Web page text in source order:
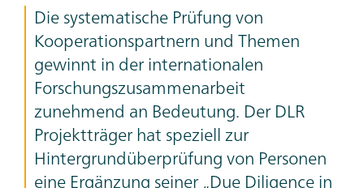
Teaser
Text
Die systematische Prüfung von
Kooperationspartnern und Themen
gewinnt in der internationalen
Forschungszusammenarbeit
zunehmend an Bedeutung. Der DLR
Projektträger hat speziell zur
Hintergrundüberprüfung von Personen
eine Ergänzung seiner „Due Diligence in